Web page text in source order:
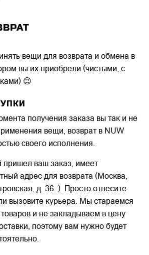
вещи для возврата и обмена в
вы их приобрели (чистыми, с
😉
получения заказа вы так и не
вещи, возврат в NUW
своего исполнения.
пришел ваш заказ, имеет
адрес для возврата (Москва,
д. 36. ). Просто отнесите
вызовите курьера. Мы стараемся
товаров и не закладываем в цену
поэтому вам нужно будет